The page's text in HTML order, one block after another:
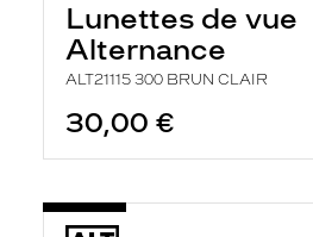
Lunettes de vue
Alternance
ALT21115 300 BRUN CLAIR
30,00 €